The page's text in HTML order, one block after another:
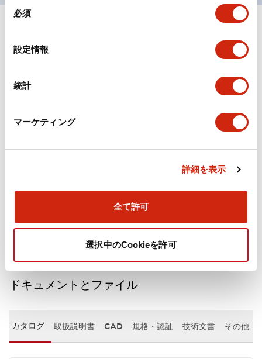
必須
設定情報
統計
マーケティング
詳細を表示
全て許可
選択中のCookieを許可
電気的仕様(照光部定格)
環境仕様
機能仕様
ドキュメントとファイル
カタログ 取扱説明書 CAD 規格・認証 技術文書 その他